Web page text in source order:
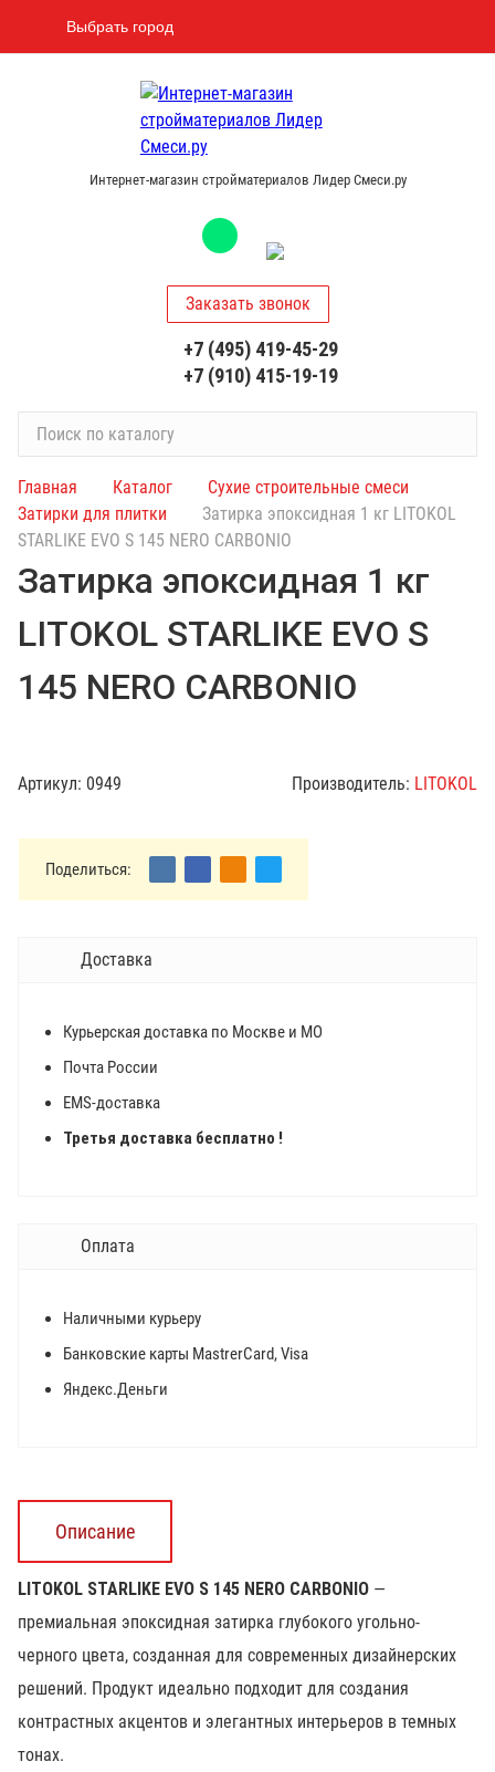
Выбрать город
Интернет-магазин стройматериалов Лидер Смеси.ру
и
с
к
о
а
у
Заказать звонок
+7 (495) 419-45-29
+7 (910) 415-19-19
Главная Каталог
Сухие строительные смеси
Затирки для плитки
Затирка эпоксидная 1 кг LITOKOL
STARLIKE EVO S 145 NERO CARBONIO
Затирка эпоксидная 1 кг
LITOKOL STARLIKE EVO S
145 NERO CARBONIO
Артикул: 0949 Производитель: LITOKOL
Поделиться:
Доставка
Курьерская доставка по Москве и МО
Почта России
EMS-доставка
Третья доставка бесплатно !
Оплата
Наличными курьеру
Банковские карты MastrerCard, Visa
Яндекс.Деньги
Описание
LITOKOL STARLIKE EVO S 145 NERO CARBONIO —
премиальная эпоксидная затирка глубокого угольно-
черного цвета, созданная для современных дизайнерских
решений. Продукт идеально подходит для создания
контрастных акцентов и элегантных интерьеров в темных
тонах.